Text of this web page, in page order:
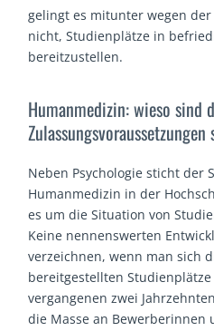
gelingt es mitunter wegen
nicht, Studienplätze in
bereitzustellen.
Humanmedizin: wieso sind
Neben Psychologie sticht der
Humanmedizin in der
es um die Situation von
Keine nennenswerten
verzeichnen, wenn man sich
bereitgestellten
vergangenen zwei
die Masse an Bewerberinnen